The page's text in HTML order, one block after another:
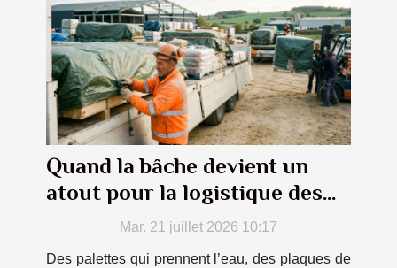
Quand la bâche devient un
atout pour la logistique des
matériauxMar. 21 juillet 2026 10:17
Des palettes qui prennent l’eau, des plaques de